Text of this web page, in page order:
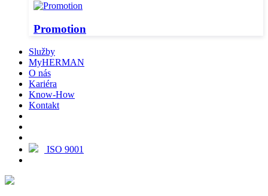
Promotion
Služby
MyHERMAN
O nás
Kariéra
Know-How
Kontakt
ISO 9001